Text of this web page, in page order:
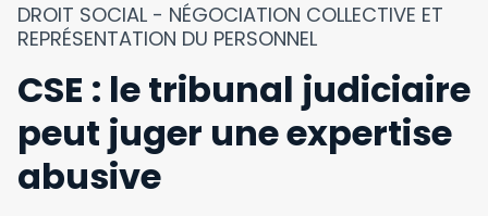
DROIT SOCIAL - NÉGOCIATION COLLECTIVE ET
REPRÉSENTATION DU PERSONNEL
CSE : le tribunal judiciaire
peut juger une expertise
abusive